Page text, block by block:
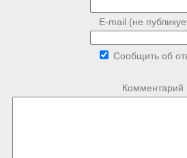
E-mail (не
Сообщить об
Комментарий